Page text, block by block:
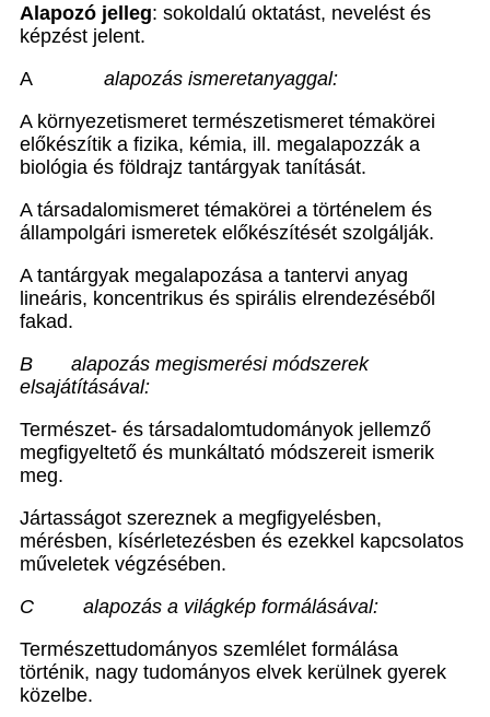
Alapozó jelleg: sokoldalú oktatást, nevelést és
képzést jelent.
A alapozás ismeretanyaggal:
A környezetismeret természetismeret témakörei
előkészítik a fizika, kémia, ill. megalapozzák a
biológia és földrajz tantárgyak tanítását.
A társadalomismeret témakörei a történelem és
állampolgári ismeretek előkészítését szolgálják.
A tantárgyak megalapozása a tantervi anyag
lineáris, koncentrikus és spirális elrendezéséből
fakad.
B alapozás megismerési módszerek
elsajátításával:
Természet- és társadalomtudományok jellemző
megfigyeltető és munkáltató módszereit ismerik
meg.
Jártasságot szereznek a megfigyelésben,
mérésben, kísérletezésben és ezekkel kapcsolatos
műveletek végzésében.
C alapozás a világkép formálásával:
Természettudományos szemlélet formálása
történik, nagy tudományos elvek kerülnek gyerek
közelbe.